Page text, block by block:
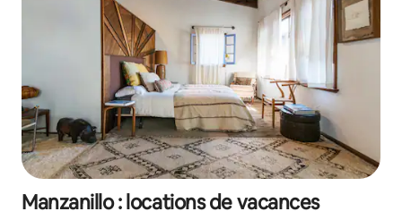
Manzanillo : locations de vacances